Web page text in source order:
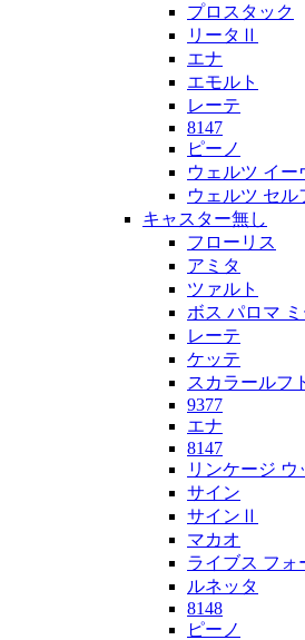
プロスタック
リータⅡ
エナ
エモルト
レーテ
8147
ピーノ
ウェルツ イー
ウェルツ セル
キャスター無し
フローリス
アミタ
ツァルト
ボス パロマ
レーテ
ケッテ
スカラールフ
9377
エナ
8147
リンケージ ウ
サイン
サインⅡ
マカオ
ライブス フォ
ルネッタ
8148
ピーノ